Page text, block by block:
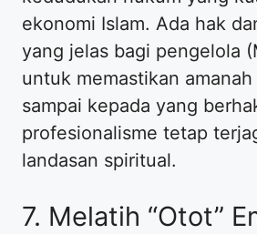
ekonomi Islam. Ada hak
yang jelas bagi pengelola
untuk memastikan
sampai kepada yang
profesionalisme tetap
landasan spiritual.
​7. Melatih “Otot”